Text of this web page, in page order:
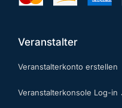
Veranstalter
Veranstalterkonto erstellen
Veranstalterkonsole Log-in